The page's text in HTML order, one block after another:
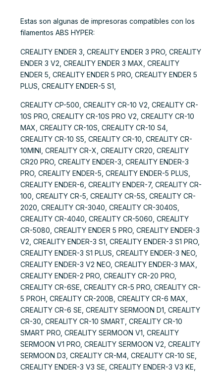
Estas son algunas de impresoras compatibles con los
filamentos ABS HYPER:
CREALITY ENDER 3, CREALITY ENDER 3 PRO, CREALITY
ENDER 3 V2, CREALITY ENDER 3 MAX, CREALITY
ENDER 5, CREALITY ENDER 5 PRO, CREALITY ENDER 5
PLUS, CREALITY ENDER-5 S1,
CREALITY CP-500, CREALITY CR-10 V2, CREALITY CR-
10S PRO, CREALITY CR-10S PRO V2, CREALITY CR-10
MAX, CREALITY CR-10S, CREALITY CR-10 S4,
CREALITY CR-10 S5, CREALITY CR-10, CREALITY CR-
10MINI, CREALITY CR-X, CREALITY CR20, CREALITY
CR20 PRO, CREALITY ENDER-3, CREALITY ENDER-3
PRO, CREALITY ENDER-5, CREALITY ENDER-5 PLUS,
CREALITY ENDER-6, CREALITY ENDER-7, CREALITY CR-
100, CREALITY CR-5, CREALITY CR-5S, CREALITY CR-
2020, CREALITY CR-3040, CREALITY CR-3040S,
CREALITY CR-4040, CREALITY CR-5060, CREALITY
CR-5080, CREALITY ENDER 5 PRO, CREALITY ENDER-3
V2, CREALITY ENDER-3 S1, CREALITY ENDER-3 S1 PRO,
CREALITY ENDER-3 S1 PLUS, CREALITY ENDER-3 NEO,
CREALITY ENDER-3 V2 NEO, CREALITY ENDER-3 MAX,
CREALITY ENDER-2 PRO, CREALITY CR-20 PRO,
CREALITY CR-6SE, CREALITY CR-5 PRO, CREALITY CR-
5 PROH, CREALITY CR-200B, CREALITY CR-6 MAX,
CREALITY CR-6 SE, CREALITY SERMOON D1, CREALITY
CR-30, CREALITY CR-10 SMART, CREALITY CR-10
SMART PRO, CREALITY SERMOON V1, CREALITY
SERMOON V1 PRO, CREALITY SERMOON V2, CREALITY
SERMOON D3, CREALITY CR-M4, CREALITY CR-10 SE,
CREALITY ENDER-3 V3 SE, CREALITY ENDER-3 V3 KE,